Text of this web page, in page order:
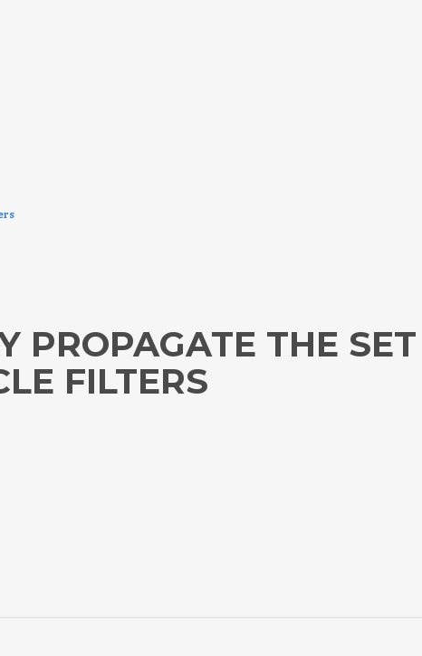
PROPAGATE THE
FILTERS